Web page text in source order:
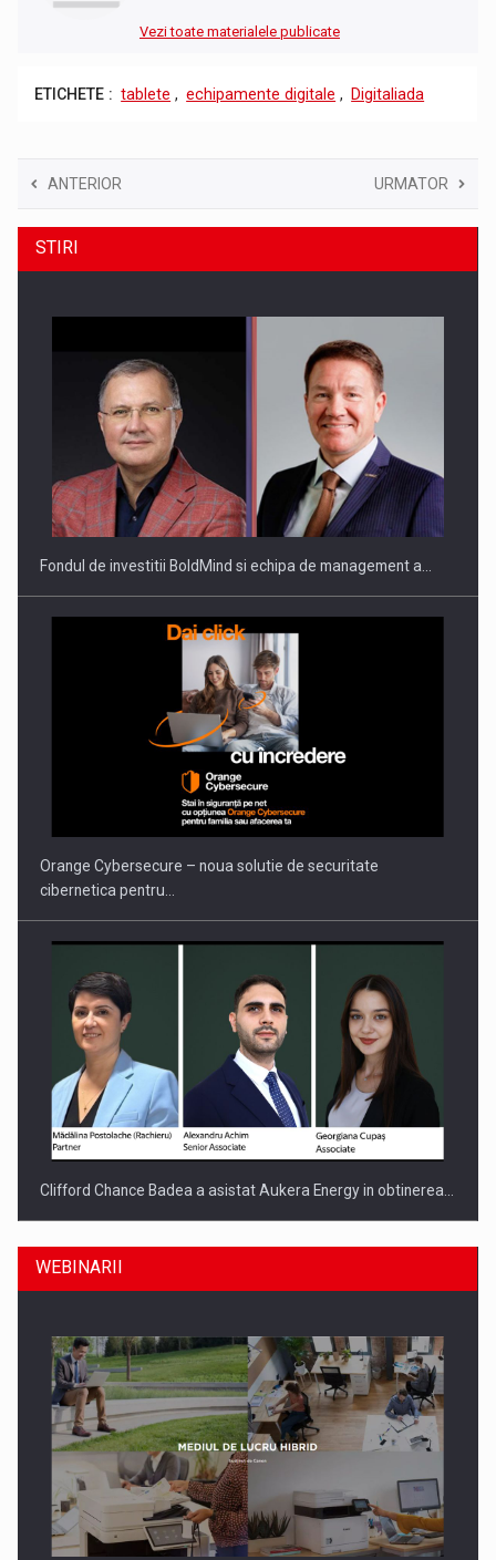
Vezi toate materialele publicate
ETICHETE : tablete , echipamente digitale , Digitaliada
ANTERIOR URMATOR
STIRI
Fondul de investitii BoldMind si echipa de management a…
Orange Cybersecure – noua solutie de securitate
cibernetica pentru…
Clifford Chance Badea a asistat Aukera Energy in obtinerea…
SAPTE PERSONALITATI DIN MEDIUL DE AFACERI, ACADEMIC
SI INSTITUTIONAL…
WEBINARII